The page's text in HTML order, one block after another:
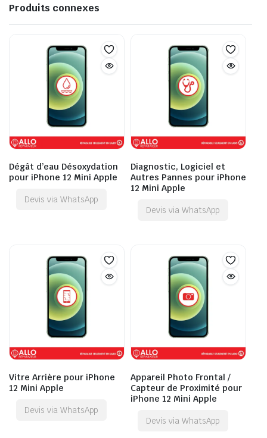
Produits connexes
Dégât d’eau Désoxydation
pour iPhone 12 Mini Apple
Devis via WhatsApp
Diagnostic, Logiciel et
Autres Pannes pour iPhone
12 Mini Apple
Devis via WhatsApp
Vitre Arrière pour iPhone
12 Mini Apple
Devis via WhatsApp
Appareil Photo Frontal /
Capteur de Proximité pour
iPhone 12 Mini Apple
Devis via WhatsApp